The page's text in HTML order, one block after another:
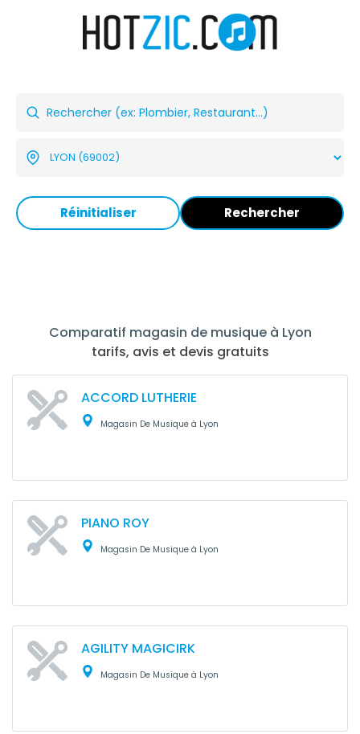
Réinitialiser Rechercher
Comparatif magasin de musique à Lyon
tarifs, avis et devis gratuits
ACCORD LUTHERIE
Magasin De Musique à Lyon
PIANO ROY
Magasin De Musique à Lyon
AGILITY MAGICIRK
Magasin De Musique à Lyon